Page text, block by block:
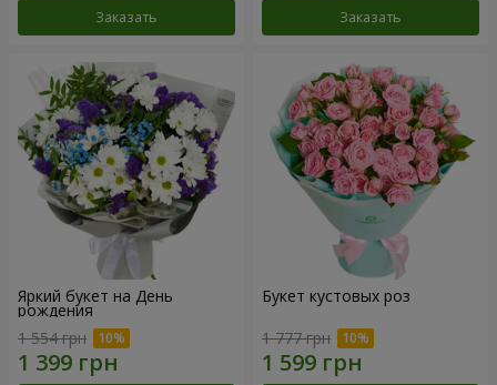
Заказать Заказать
Яркий букет на День
рождения
1 554 грн
Букет кустовых роз
1 777 грн